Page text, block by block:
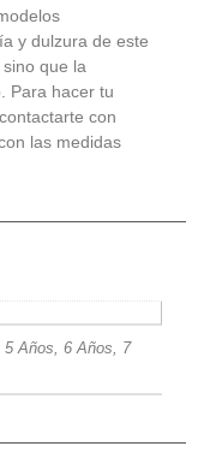
y dulzura de este
que la
Para hacer tu
con
las medidas
Años, 6 Años, 7